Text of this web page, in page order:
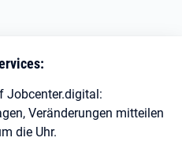
Jobcenter.digital:
Veränderungen mitteilen
die Uhr.